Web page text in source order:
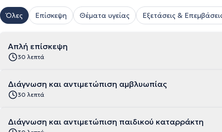
Όλες Επίσκεψη Θέματα υγείας Εξετάσεις &
Απλή επίσκεψη
30 λεπτά
Διάγνωση και αντιμετώπιση αμβλυωπίας
30 λεπτά
Διάγνωση και αντιμετώπιση παιδικού καταρράκτη